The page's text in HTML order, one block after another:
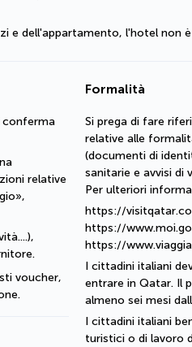
e dell'appartamento, l'hotel
conferma
relative
voucher,
Formalità
Si prega di fare
relative alle
(documenti di
sanitarie e avvisi di
Per ulteriori
https://
https://
https://
I cittadini italiani
entrare in Qatar. Il
almeno sei mesi
I cittadini italiani
turistici o di lavoro